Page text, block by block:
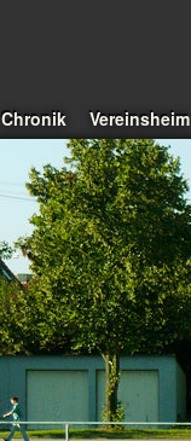
Chronik Vereinsheim